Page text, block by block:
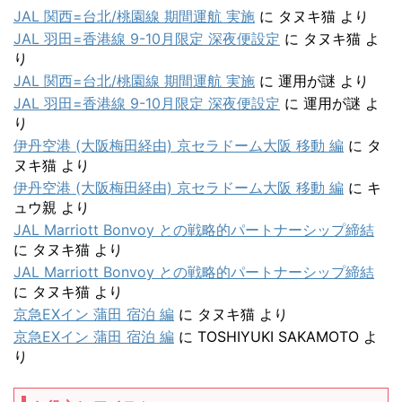
JAL 関西=台北/桃園線 期間運航 実施 に タヌキ猫 より
JAL 羽田=香港線 9-10月限定 深夜便設定 に タヌキ猫 よ
り
JAL 関西=台北/桃園線 期間運航 実施 に 運用が謎 より
JAL 羽田=香港線 9-10月限定 深夜便設定 に 運用が謎 よ
り
伊丹空港 (大阪梅田経由) 京セラドーム大阪 移動 編 に タ
ヌキ猫 より
伊丹空港 (大阪梅田経由) 京セラドーム大阪 移動 編 に キ
ュウ親 より
JAL Marriott Bonvoy との戦略的パートナーシップ締結
に タヌキ猫 より
JAL Marriott Bonvoy との戦略的パートナーシップ締結
に タヌキ猫 より
京急EXイン 蒲田 宿泊 編 に タヌキ猫 より
京急EXイン 蒲田 宿泊 編 に TOSHIYUKI SAKAMOTO よ
り